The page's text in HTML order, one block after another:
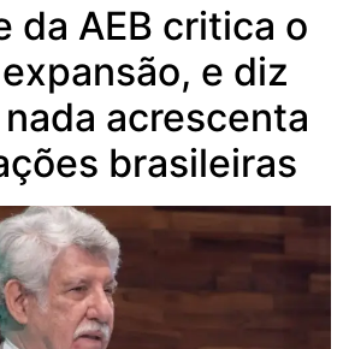
da AEB critica o
e diz
acrescenta
brasileiras